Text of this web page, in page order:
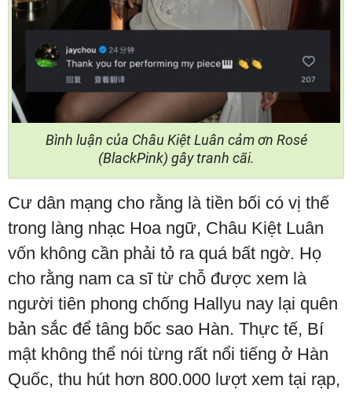
Bình luận của Châu Kiệt Luân cảm ơn Rosé
(BlackPink) gây tranh cãi.
Cư dân mạng cho rằng là tiền bối có vị thế
trong làng nhạc Hoa ngữ, Châu Kiệt Luân
vốn không cần phải tỏ ra quá bất ngờ. Họ
cho rằng nam ca sĩ từ chỗ được xem là
người tiên phong chống Hallyu nay lại quên
bản sắc để tâng bốc sao Hàn. Thực tế, Bí
mật không thể nói từng rất nổi tiếng ở Hàn
Quốc, thu hút hơn 800.000 lượt xem tại rạp,